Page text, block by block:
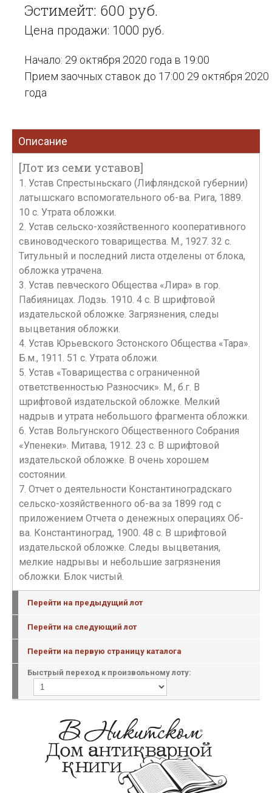
Эстимейт: 600 руб.
Цена продажи: 1000 руб.
Начало: 29 октября 2020 года в 19:00
Прием заочных ставок до 17:00 29 октября 2020
года
Описание
[Лот из семи уставов]
1. Устав Спрестыньскаго (Лифляндской губернии)
латышскаго вспомогательного об-ва. Рига, 1889.
10 с. Утрата обложки.
2. Устав сельско-хозяйственного кооперативного
свиноводческого товарищества. М., 1927. 32 с.
Титульный и последний листа отделены от блока,
обложка утрачена.
3. Устав певческого Общества «Лира» в гор.
Пабияницах. Лодзь. 1910. 4 с. В шрифтовой
издательской обложке. Загрязнения, следы
выцветания обложки.
4. Устав Юрьевского Эстонского Общества «Тара».
Б.м., 1911. 51 с. Утрата обложи.
5. Устав «Товарищества с ограниченной
ответственностью Разносчик». М., б.г. В
шрифтовой издательской обложке. Мелкий
надрыв и утрата небольшого фрагмента обложки.
6. Устав Вольгунского Общественного Собрания
«Упенеки». Митава, 1912. 23 с. В шрифтовой
издательской обложке. В очень хорошем
состоянии.
7. Отчет о деятельности Константиноградскаго
сельско-хозяйственного об-ва за 1899 год с
приложением Отчета о денежных операциях Об-
ва. Константиноград, 1900. 48 с. В шрифтовой
издательской обложке. Следы выцветания,
мелкие надрывы и небольшие загрязнения
обложки. Блок чистый.
Перейти на предыдущий лот
Перейти на следующий лот
Перейти на первую страницу каталога
Быстрый переход к произвольному лоту: